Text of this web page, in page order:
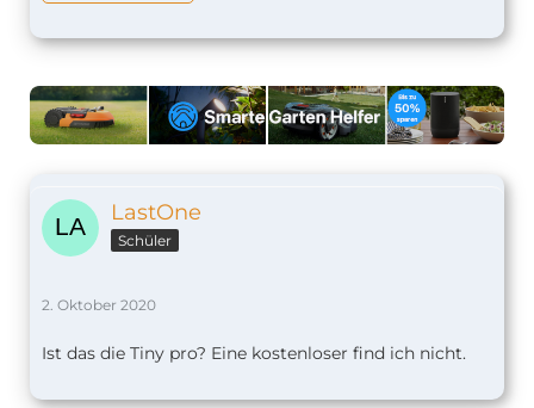
LastOne
Schüler
2. Oktober 2020
Ist das die Tiny pro? Eine kostenloser find ich nicht.